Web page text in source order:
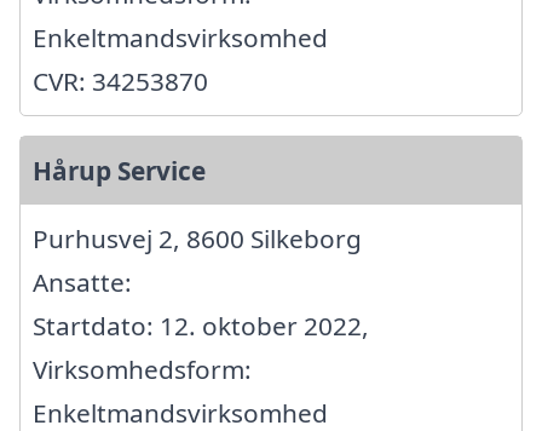
Enkeltmandsvirksomhed
CVR: 34253870
Hårup Service
Purhusvej 2, 8600 Silkeborg
Ansatte:
Startdato: 12. oktober 2022,
Virksomhedsform:
Enkeltmandsvirksomhed